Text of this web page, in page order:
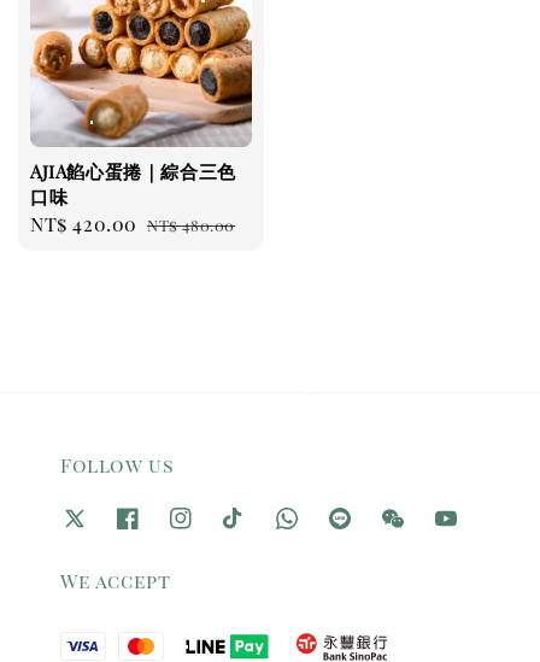
AjiA餡心蛋捲｜綜合三色
口味
Sale
NT$ 420.00 Regular
NT$ 480.00
Follow us
We accept